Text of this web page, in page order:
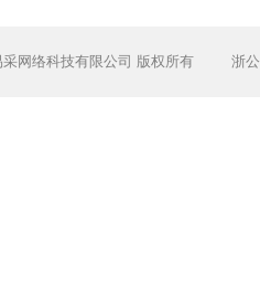
网络科技有限公司 版权所有 浙